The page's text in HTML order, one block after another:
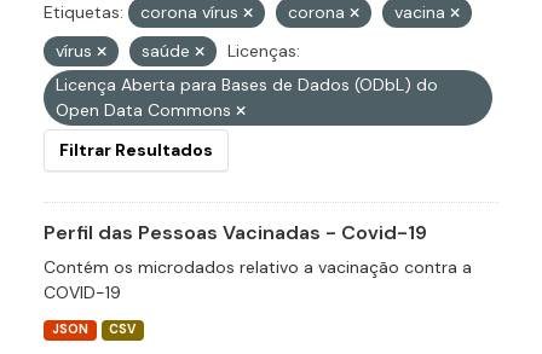
Etiquetas: corona vírus corona
vacina
vírus
saúde
Licenças:
Licença Aberta para Bases de Dados (ODbL) do
Open Data Commons
Filtrar Resultados
Perfil das Pessoas Vacinadas - Covid-19
Contém os microdados relativo a vacinação contra a
COVID-19
JSON CSV